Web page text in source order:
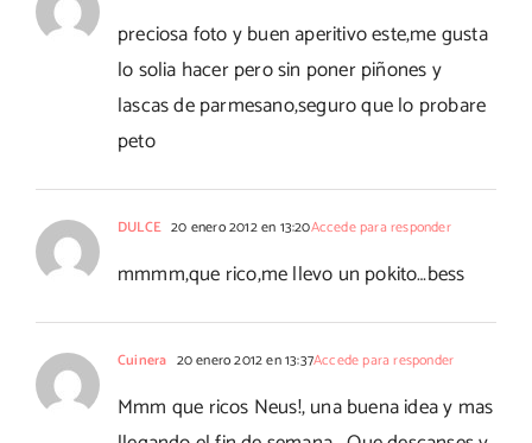
preciosa foto y buen aperitivo este,me gusta
lo solia hacer pero sin poner piñones y
lascas de parmesano,seguro que lo probare
peto
DULCE 20 enero 2012 en 13:20Accede para responder
mmmm,que rico,me llevo un pokito…bess
Cuinera 20 enero 2012 en 13:37Accede para responder
Mmm que ricos Neus!, una buena idea y mas